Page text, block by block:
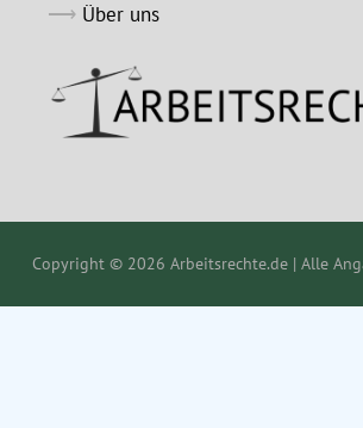
Über uns
Copyright © 2026 Arbeitsrechte.de | Alle